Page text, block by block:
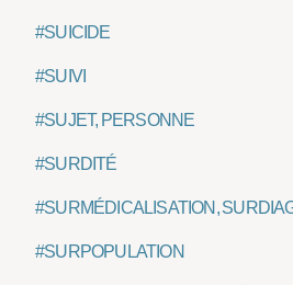
#SUICIDE
#SUIVI
#SUJET, PERSONNE
#SURDITÉ
#SURMÉDICALISATION,
#SURPOPULATION